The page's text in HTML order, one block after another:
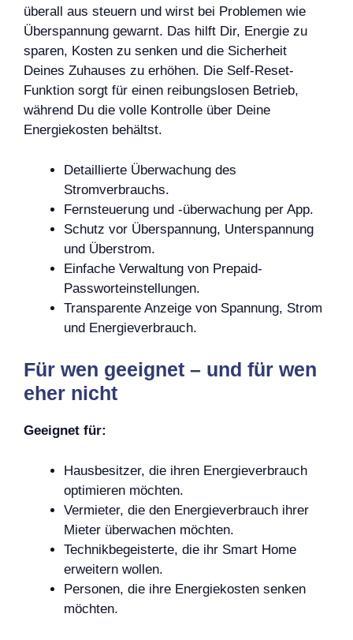
überall aus steuern und wirst bei Problemen wie
Überspannung gewarnt. Das hilft Dir, Energie zu
sparen, Kosten zu senken und die Sicherheit
Deines Zuhauses zu erhöhen. Die Self-Reset-
Funktion sorgt für einen reibungslosen Betrieb,
während Du die volle Kontrolle über Deine
Energiekosten behältst.
Detaillierte Überwachung des
Stromverbrauchs.
Fernsteuerung und -überwachung per App.
Schutz vor Überspannung, Unterspannung
und Überstrom.
Einfache Verwaltung von Prepaid-
Passworteinstellungen.
Transparente Anzeige von Spannung, Strom
und Energieverbrauch.
Für wen geeignet – und für wen
eher nicht
Geeignet für:
Hausbesitzer, die ihren Energieverbrauch
optimieren möchten.
Vermieter, die den Energieverbrauch ihrer
Mieter überwachen möchten.
Technikbegeisterte, die ihr Smart Home
erweitern wollen.
Personen, die ihre Energiekosten senken
möchten.